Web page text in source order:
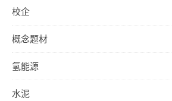
校企
概念题材
氢能源
水泥